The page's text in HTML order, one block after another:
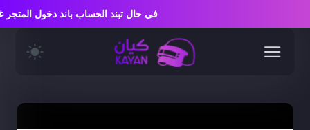
في حال تبند الحساب باند دخول